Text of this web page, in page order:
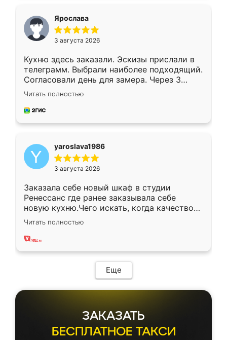
Ярослава
3 августа 2026
Кухню здесь заказали. Эскизы прислали в
телеграмм. Выбрали наиболее подходящий.
Согласовали день для замера. Через 3
недели кухня была уже готова. Остались
довольны работой. Спасибо Ренессанс
мебель за качественную работу!
Читать полностью
yaroslava1986
3 августа 2026
Заказала себе новый шкаф в студии
Ренессанс где ранее заказывала себе
новую кухню.Чего искать, когда качеством
вполне довольна. Служит кухня уже почти
два года, нареканий нет.
Читать полностью
Еще
ЗАКАЗАТЬ
БЕСПЛАТНОЕ ТАКСИ